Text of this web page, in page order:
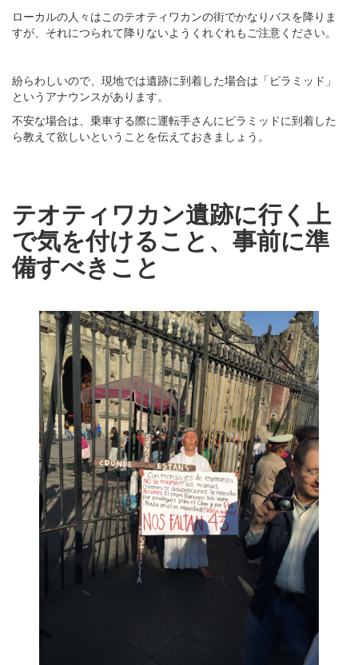
ローカルの人々はこのテオティワカンの街でかなりバスを降りま
すが、それにつられて降りないようくれぐれもご注意ください。
紛らわしいので、現地では遺跡に到着した場合は「ピラミッド」
というアナウンスがあります。
不安な場合は、乗車する際に運転手さんにピラミッドに到着した
ら教えて欲しいということを伝えておきましょう。
テオティワカン遺跡に行く上
で気を付けること、事前に準
備すべきこと